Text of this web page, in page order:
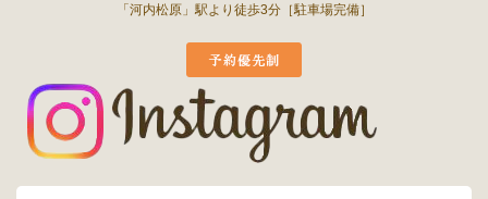
「河内松原」駅より徒歩3分［駐車場完備］